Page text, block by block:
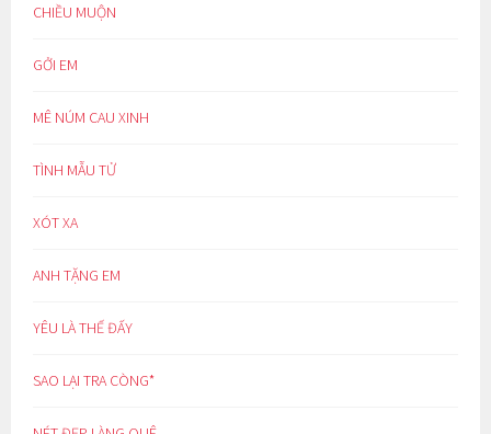
CHIỀU MUỘN
GỞI EM
MÊ NÚM CAU XINH
TÌNH MẪU TỬ
XÓT XA
ANH TẶNG EM
YÊU LÀ THẾ ĐẤY
SAO LẠI TRA CÒNG*